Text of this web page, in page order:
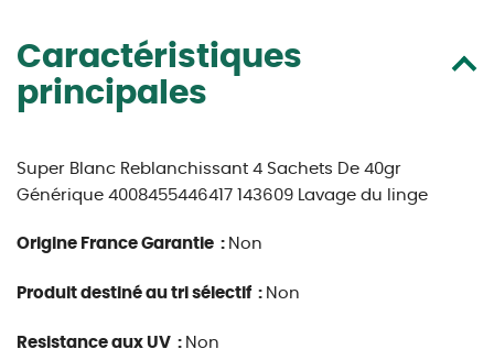
Caractéristiques
principales
Super Blanc Reblanchissant 4 Sachets De 40gr
Générique 4008455446417 143609 Lavage du linge
Origine France Garantie : Non
Produit destiné au tri sélectif : Non
Resistance aux UV : Non